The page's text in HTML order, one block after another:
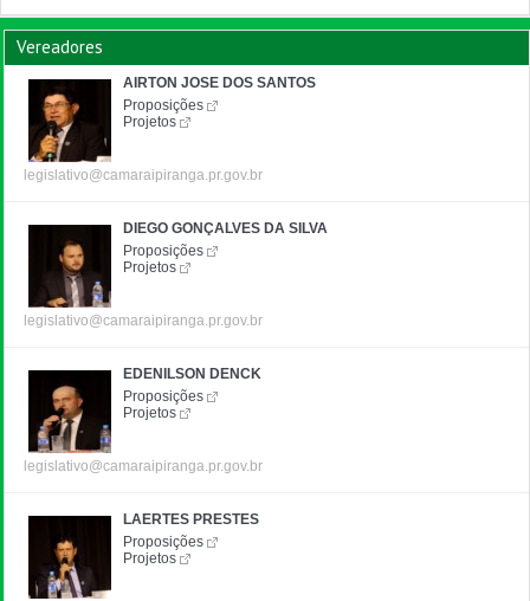
Vereadores
AIRTON JOSE DOS SANTOS
Proposições
Projetos
legislativo@camaraipiranga.pr.gov.br
DIEGO GONÇALVES DA SILVA
Proposições
Projetos
legislativo@camaraipiranga.pr.gov.br
EDENILSON DENCK
Proposições
Projetos
legislativo@camaraipiranga.pr.gov.br
LAERTES PRESTES
Proposições
Projetos